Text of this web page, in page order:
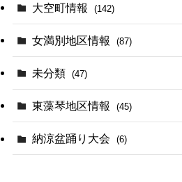
大空町情報 (142)
女満別地区情報 (87)
未分類 (47)
東藻琴地区情報 (45)
納涼盆踊り大会 (6)